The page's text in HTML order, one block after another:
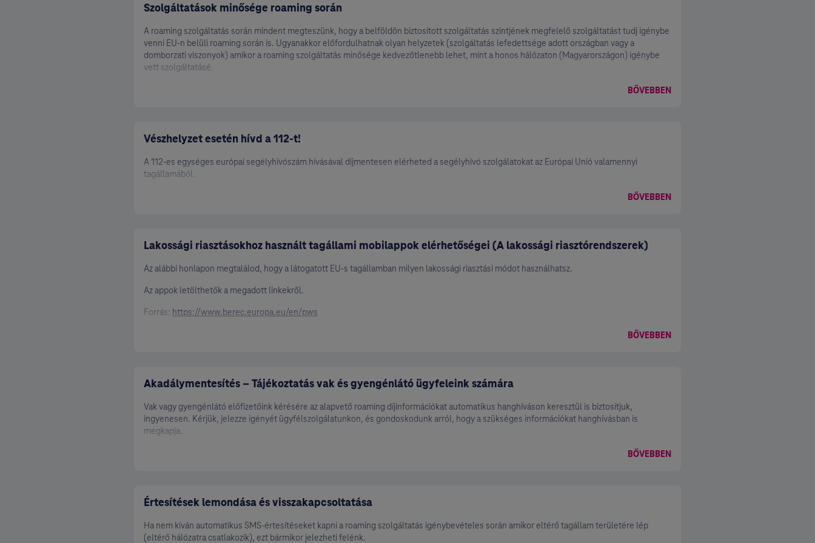
Kazahsztán
Kenya
Kína (Hongkong, Makaó is)
Kirgizisztán
Madagaszkár
Malajzia
Malawi
Mexikó
Mianmar
Montenegró
Nepál
Oroszország
Örményország
Pakisztán
Palesztina
Saint Kitts és Nevis
Saint Lucia
Saint Vincent és a Grenadine-szigetek
Havi díjas előfizetéssel: 760 Ft
Részletek a szolgáltatásról
Szolgáltatások minősége roaming során
A roaming szolgáltatás során mindent megteszünk, hogy a belföldön biztosított szolgáltatás szintjének megfelelő szolgáltatást tudj igénybe
venni EU-n belüli roaming során is. Ugyanakkor előfordulhatnak olyan helyzetek (szolgáltatás lefedettsége adott országban vagy a
domborzati viszonyok) amikor a roaming szolgáltatás minősége kedvezőtlenebb lehet, mint a honos hálózaton (Magyarországon) igénybe
vett szolgáltatásé.
BŐVEBBEN
Vészhelyzet esetén hívd a 112-t!
A 112-es egységes európai segélyhívószám hívásával díjmentesen elérheted a segélyhívó szolgálatokat az Európai Unió valamennyi
tagállamából.
BŐVEBBEN
Lakossági riasztásokhoz használt tagállami mobilappok elérhetőségei (A lakossági riasztórendszerek)
Az alábbi honlapon megtalálod, hogy a látogatott EU-s tagállamban milyen lakossági riasztási módot használhatsz.
Az appok letölthetők a megadott linkekről.
Forrás: https://www.berec.europa.eu/en/pws
BŐVEBBEN
Akadálymentesítés – Tájékoztatás vak és gyengénlátó ügyfeleink számára
Vak vagy gyengénlátó előfizetőink kérésére az alapvető roaming díjinformációkat automatikus hanghíváson keresztül is biztosítjuk,
ingyenesen. Kérjük, jelezze igényét ügyfélszolgálatunkon, és gondoskodunk arról, hogy a szükséges információkat hanghívásban is
megkapja.
BŐVEBBEN
Értesítések lemondása és visszakapcsoltatása
Ha nem kíván automatikus SMS-értesítéseket kapni a roaming szolgáltatás igénybevételes során amikor eltérő tagállam területére lép
(eltérő hálózatra csatlakozik), ezt bármikor jelezheti felénk.